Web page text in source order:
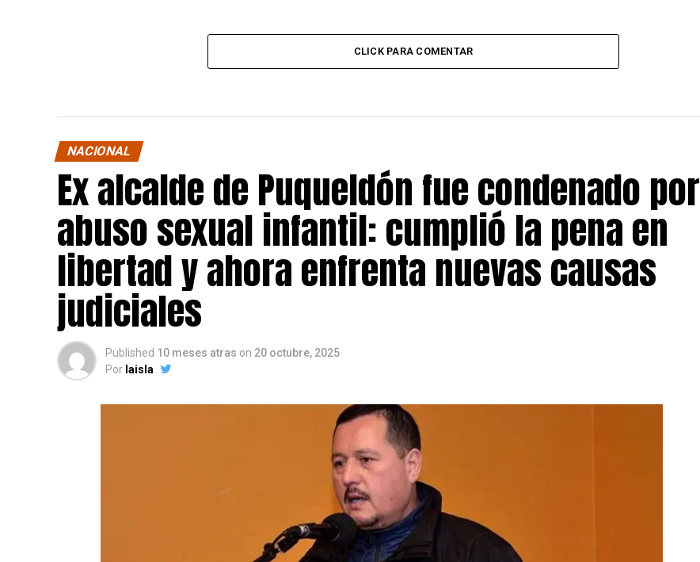
CLICK PARA COMENTAR
NACIONAL
Ex alcalde de Puqueldón fue condenado por
abuso sexual infantil: cumplió la pena en
libertad y ahora enfrenta nuevas causas
judiciales
Published 10 meses atras on 20 octubre, 2025
Por laisla